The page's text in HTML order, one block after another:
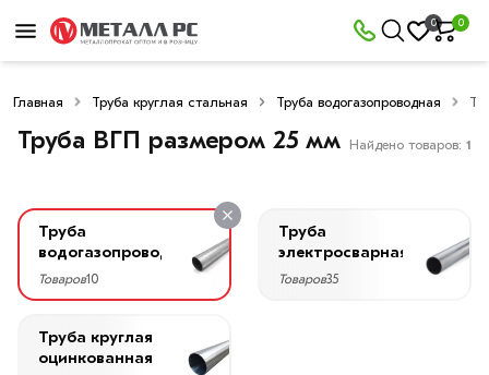
0 0
Главная Труба круглая стальная Труба водогазопроводная
Труба ВГП размером 25 мм Найдено товаров: 1
Труба
водогазопроводная
Товаров10
Труба
электросварная
Товаров35
Труба круглая
оцинкованная
Фильтры
×
Со
скидкой
Цена
руб.